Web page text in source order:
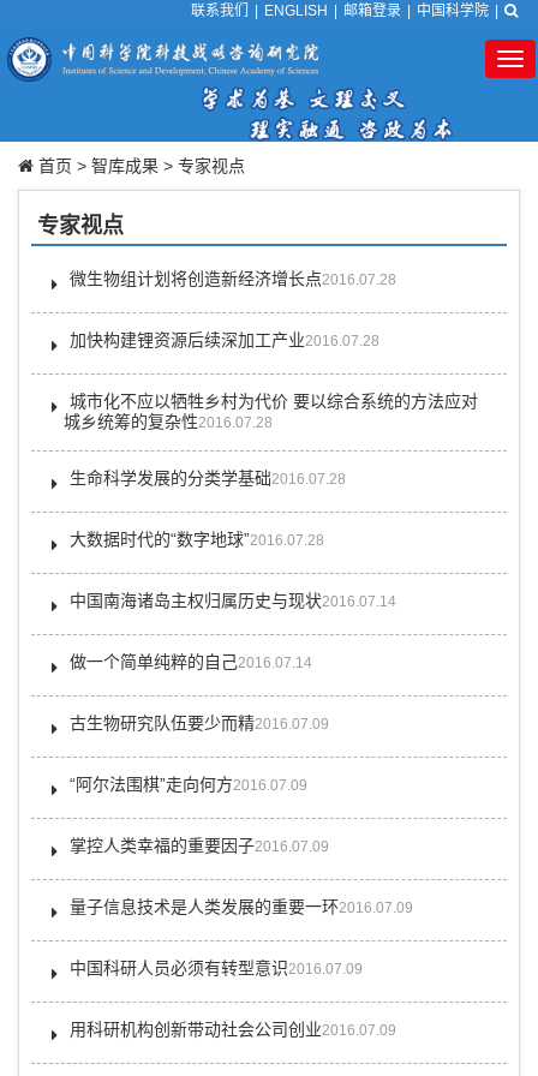
联系我们 ENGLISH 邮箱登录 中国科学院
首页 > 智库成果 > 专家视点
专家视点
微生物组计划将创造新经济增长点2016.07.28
加快构建锂资源后续深加工产业2016.07.28
城市化不应以牺牲乡村为代价 要以综合系统的方法应对
城乡统筹的复杂性2016.07.28
生命科学发展的分类学基础2016.07.28
大数据时代的“数字地球”2016.07.28
中国南海诸岛主权归属历史与现状2016.07.14
做一个简单纯粹的自己2016.07.14
古生物研究队伍要少而精2016.07.09
“阿尔法围棋”走向何方2016.07.09
掌控人类幸福的重要因子2016.07.09
量子信息技术是人类发展的重要一环2016.07.09
中国科研人员必须有转型意识2016.07.09
用科研机构创新带动社会公司创业2016.07.09